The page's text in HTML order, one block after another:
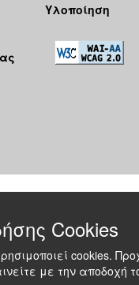
Υλοποίηση
Cookies
cookies.
με την αποδοχή